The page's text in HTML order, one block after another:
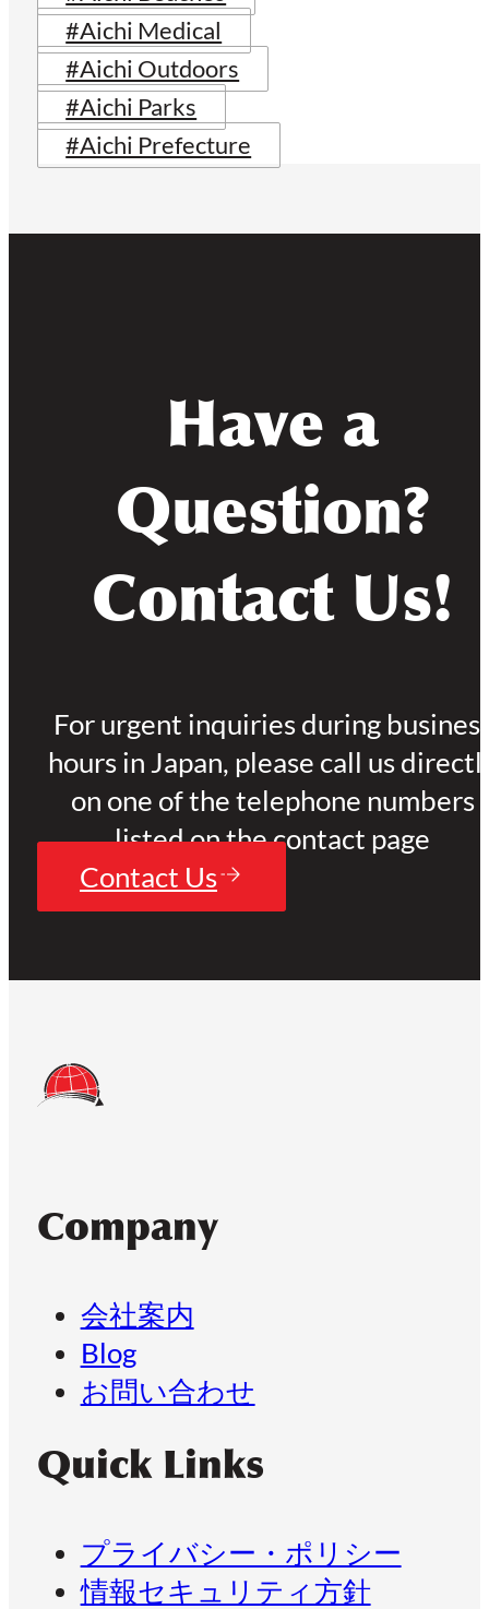
#Aichi Medical
#Aichi Outdoors
#Aichi Parks
#Aichi Prefecture
Have a
Question?
Contact Us!
For urgent inquiries during
hours in Japan, please call us
on one of the telephone numbers
listed on the contact page
Contact Us
Company
会社案内
Blog
お問い合わせ
Quick Links
プライバシー・ポリシー
情報セキュリティ方針